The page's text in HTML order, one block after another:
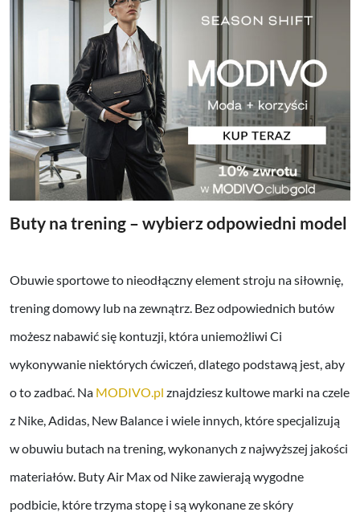
Buty na trening – wybierz odpowiedni model
Obuwie sportowe to nieodłączny element stroju na siłownię,
trening domowy lub na zewnątrz. Bez odpowiednich butów
możesz nabawić się kontuzji, która uniemożliwi Ci
wykonywanie niektórych ćwiczeń, dlatego podstawą jest, aby
o to zadbać. Na MODIVO.pl znajdziesz kultowe marki na czele
z Nike, Adidas, New Balance i wiele innych, które specjalizują
w obuwiu butach na trening, wykonanych z najwyższej jakości
materiałów. Buty Air Max od Nike zawierają wygodne
podbicie, które trzyma stopę i są wykonane ze skóry